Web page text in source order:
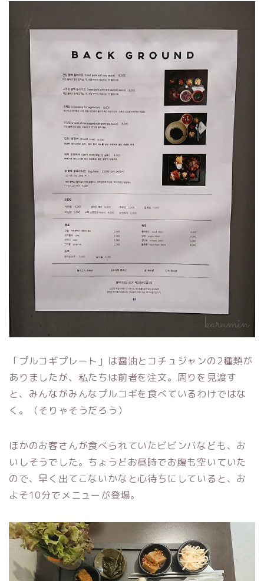
「プルコギプレート」は醤油とコチュジャンの2種類が
ありましたが、私たちは前者を注文。周りを見渡す
と、みんながみんなプルコギを食べているわけではな
く。（そりゃそうだろう）
ほかのお客さんが食べられていたビビンバなども、お
いしそうでした。ちょうどお昼時でお腹も空いていた
ので、早く出てこないかなと心待ちにしていると、お
よそ10分でメニューが登場。